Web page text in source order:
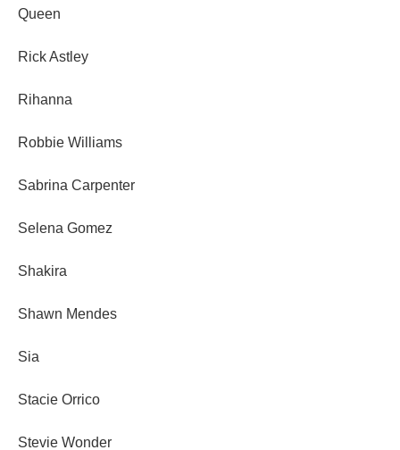
Queen
Rick Astley
Rihanna
Robbie Williams
Sabrina Carpenter
Selena Gomez
Shakira
Shawn Mendes
Sia
Stacie Orrico
Stevie Wonder